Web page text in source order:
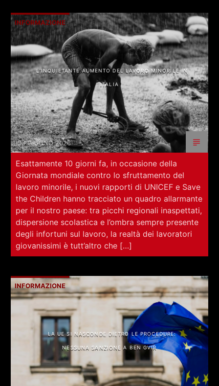
INFORMAZIONE
L’INQUIETANTE AUMENTO DEL LAVORO MINORILE IN
ITALIA
Giacomo Simoncelli
23 GIUGNO 2026
Esattamente 10 giorni fa, in occasione della
Giornata mondiale contro lo sfruttamento del
lavoro minorile, i nuovi rapporti di UNICEF e Save
the Children hanno tracciato un quadro allarmante
per il nostro paese: tra picchi regionali inaspettati,
dispersione scolastica e l’ombra sempre presente
degli infortuni sul lavoro, la realtà dei lavoratori
giovanissimi è tutt’altro che […]
INFORMAZIONE
LA UE SI NASCONDE DIETRO LE PROCEDURE:
NESSUNA SANZIONE A BEN GVIR